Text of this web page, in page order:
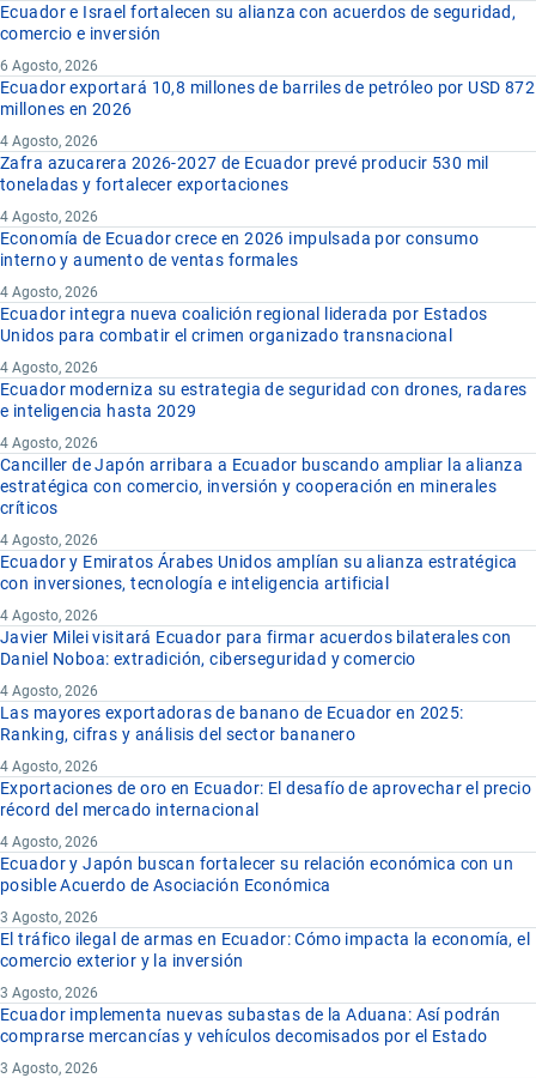
Ecuador e Israel fortalecen su alianza con acuerdos de seguridad,
comercio e inversión
6 Agosto, 2026
Ecuador exportará 10,8 millones de barriles de petróleo por USD 872
millones en 2026
4 Agosto, 2026
Zafra azucarera 2026-2027 de Ecuador prevé producir 530 mil
toneladas y fortalecer exportaciones
4 Agosto, 2026
Economía de Ecuador crece en 2026 impulsada por consumo
interno y aumento de ventas formales
4 Agosto, 2026
Ecuador integra nueva coalición regional liderada por Estados
Unidos para combatir el crimen organizado transnacional
4 Agosto, 2026
Ecuador moderniza su estrategia de seguridad con drones, radares
e inteligencia hasta 2029
4 Agosto, 2026
Canciller de Japón arribara a Ecuador buscando ampliar la alianza
estratégica con comercio, inversión y cooperación en minerales
críticos
4 Agosto, 2026
Ecuador y Emiratos Árabes Unidos amplían su alianza estratégica
con inversiones, tecnología e inteligencia artificial
4 Agosto, 2026
Javier Milei visitará Ecuador para firmar acuerdos bilaterales con
Daniel Noboa: extradición, ciberseguridad y comercio
4 Agosto, 2026
Las mayores exportadoras de banano de Ecuador en 2025:
Ranking, cifras y análisis del sector bananero
4 Agosto, 2026
Exportaciones de oro en Ecuador: El desafío de aprovechar el precio
récord del mercado internacional
4 Agosto, 2026
Ecuador y Japón buscan fortalecer su relación económica con un
posible Acuerdo de Asociación Económica
3 Agosto, 2026
El tráfico ilegal de armas en Ecuador: Cómo impacta la economía, el
comercio exterior y la inversión
3 Agosto, 2026
Ecuador implementa nuevas subastas de la Aduana: Así podrán
comprarse mercancías y vehículos decomisados por el Estado
3 Agosto, 2026